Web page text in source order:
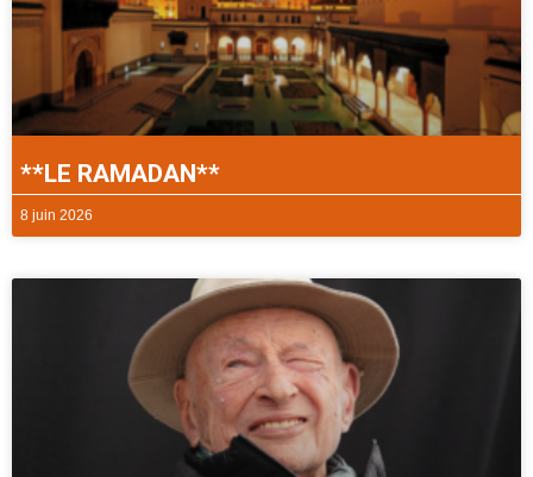
**LE RAMADAN**
8 juin 2026